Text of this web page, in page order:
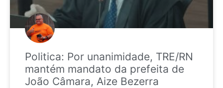
Politica: Por unanimidade, TRE/RN
mantém mandato da prefeita de
João Câmara, Aize Bezerra